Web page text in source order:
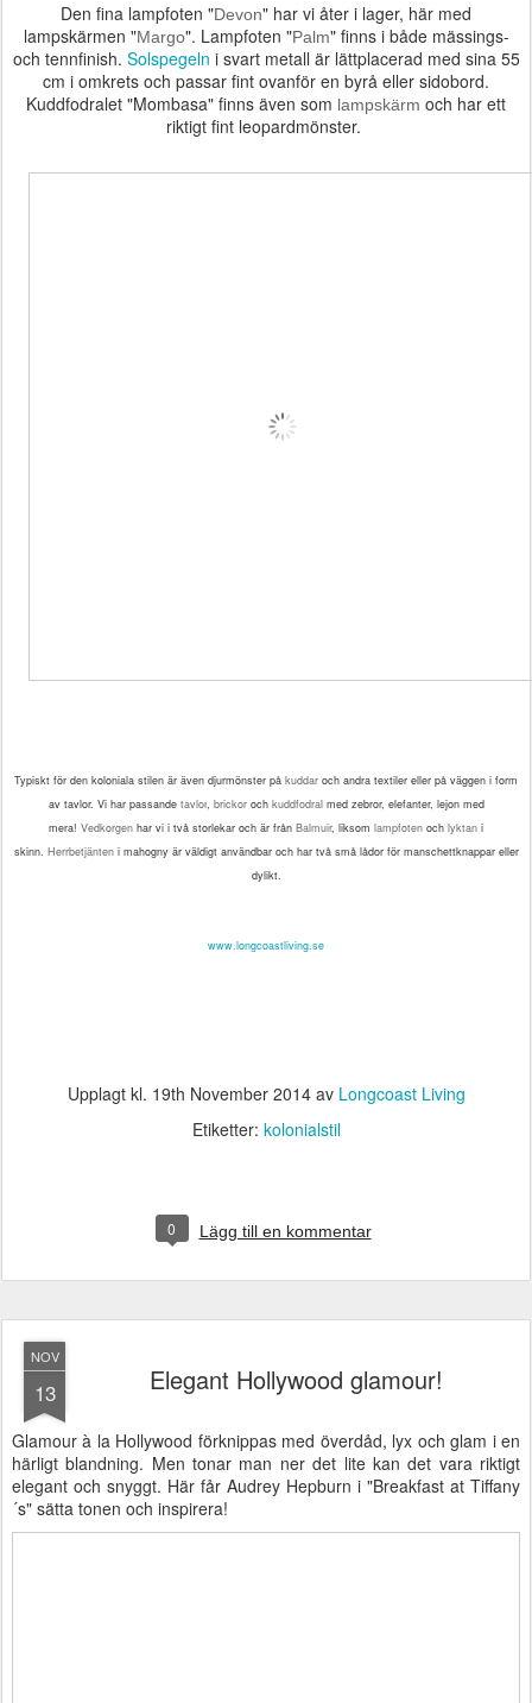
Den fina lampfoten "Devon" har vi åter i lager, här med
lampskärmen "Margo". Lampfoten "Palm" finns i både mässings-
och tennfinish. Solspegeln i svart metall är lättplacerad med sina 55
cm i omkrets och passar fint ovanför en byrå eller sidobord.
Kuddfodralet "Mombasa" finns även som lampskärm och har ett
riktigt fint leopardmönster.
Typiskt för den koloniala stilen är även djurmönster på kuddar och andra textiler eller på väggen i form
av tavlor. Vi har passande tavlor, brickoroch kuddfodralmed zebror, elefanter, lejon med
mera! Vedkorgen har vi i två storlekar och är från Balmuir, liksom lampfoten och lyktan i
skinn. Herrbetjänteni mahogny är väldigt användbar och har två små lådor för manschettknappareller
dylikt.
www.longcoastliving.se
Upplagt kl. 19th November 2014av Longcoast Living
Etiketter: kolonialstil
0 Lägg till en kommentar
NOV
13 Elegant Hollywood glamour!
Glamour à la Hollywood förknippas med överdåd, lyx och glam i en
härligt blandning. Men tonar man ner det lite kan det vara riktigt
elegant och snyggt. Här får Audrey Hepburn i "Breakfast at Tiffany
´s" sätta tonen och inspirera!